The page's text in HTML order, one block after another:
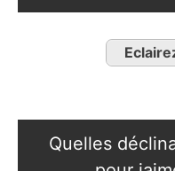
Quelles